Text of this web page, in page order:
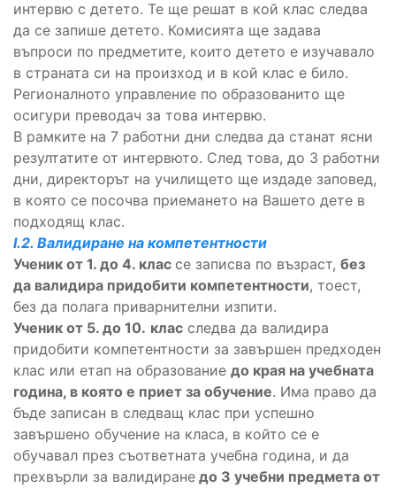
интервю с детето. Те ще решат в кой клас следва
да се запише детето. Комисията ще задава
въпроси по предметите, които детето е изучавало
в страната си на произход и в кой клас е било.
Регионалното управление по образованито ще
осигури преводач за това интервю.
В рамките на 7 работни дни следва да станат ясни
резултатите от интервюто. След това, до 3 работни
дни, директорът на училището ще издаде заповед,
в която се посочва приемането на Вашето дете в
подходящ клас.
I.2. Валидиране на компетентности
Ученик от 1. до 4. клас се записва по възраст, без
да валидира придобити компетентности, тоест,
без да полага приварнителни изпити.
Ученик от 5. до 10. клас следва да валидира
придобити компетентности за завършен предходен
клас или етап на образование до края на учебната
година, в която е приет за обучение. Има право да
бъде записан в следващ клас при успешно
завършено обучение на класа, в който се е
обучавал през съответната учебна година, и да
прехвърли за валидиране до 3 учебни предмета от